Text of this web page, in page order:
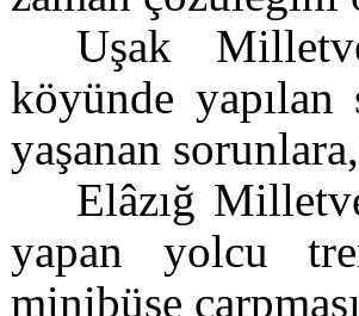
Uşak
köyünde yapılan
yaşanan sorunlara,
Elâzığ
yapan yolcu
minibüse